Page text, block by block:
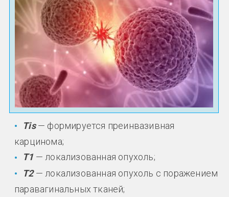
Тis— формируется преинвазивная
карцинома;
Т1 — локализованная опухоль;
Т2— локализованная опухоль с поражением
паравагинальных тканей;